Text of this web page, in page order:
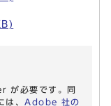
が必要です。同
は、 Adobe 社の